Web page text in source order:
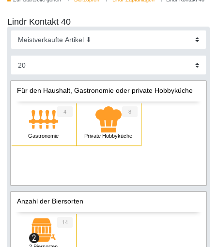
Lindr Kontakt 40
Für den Haushalt, Gastronomie oder private Hobbyküche
Gastronomie
4
Private Hobbyküche
8
Anzahl der Biersorten
14